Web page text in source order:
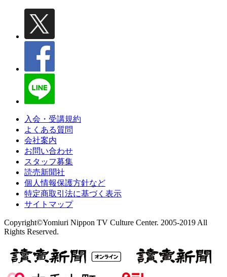
入会・受講規約
よくある質問
会社案内
お問い合わせ
スタッフ募集
読売新聞社
個人情報保護方針など
特定商取引法に基づく表示
サイトマップ
Copyright©Yomiuri Nippon TV Culture Center. 2005-2019 All
Rights Reserved.